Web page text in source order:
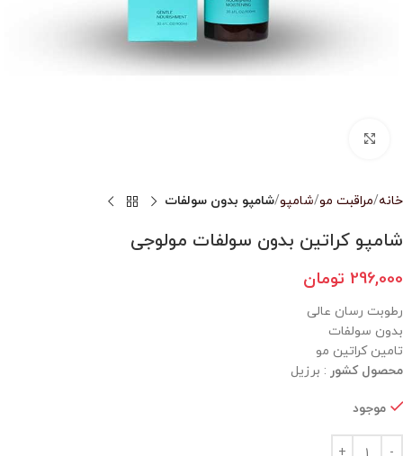
خانه مراقبت مو شامپو شامپو بدون سولفات
شامپو کراتین بدون سولفات مولوجی
296,000 تومان
رطوبت رسان عالی
بدون سولفات
تامین کراتین مو
محصول کشور : برزیل
موجود